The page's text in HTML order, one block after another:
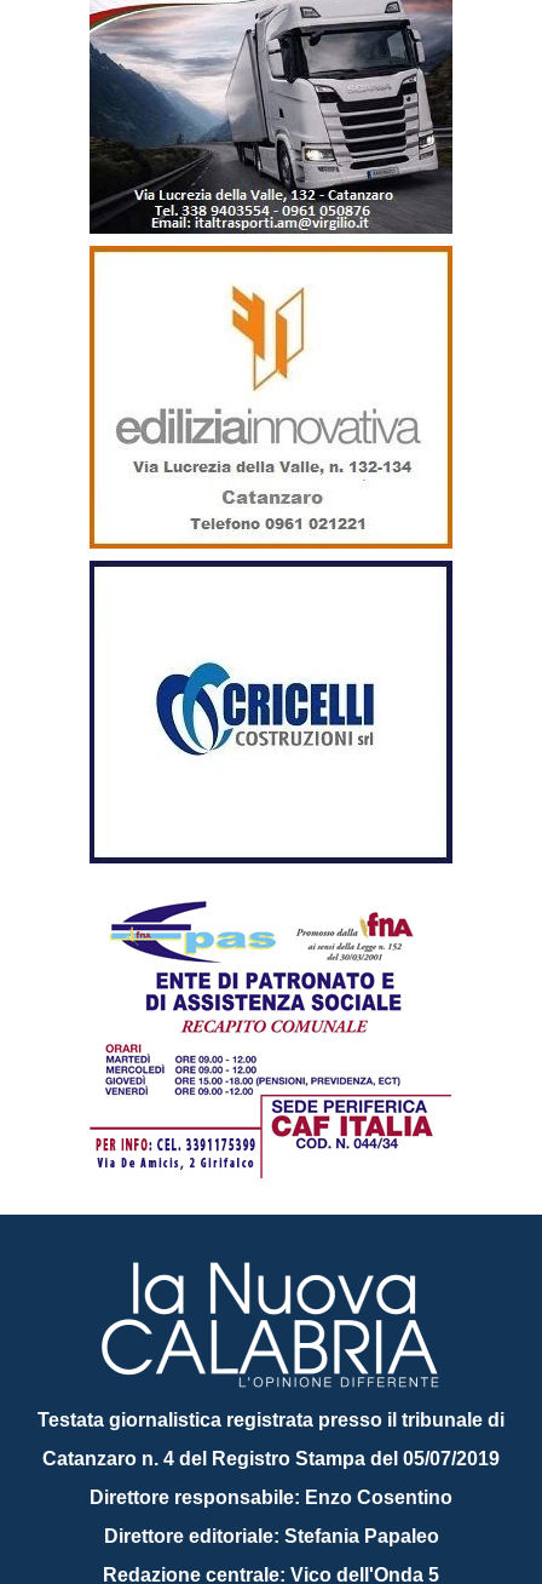
Testata giornalistica registrata presso il tribunale di
Catanzaro n. 4 del Registro Stampa del 05/07/2019
Direttore responsabile: Enzo Cosentino
Direttore editoriale: Stefania Papaleo
Redazione centrale: Vico dell'Onda 5